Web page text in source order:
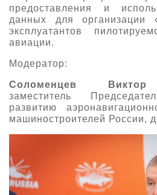
Положение об аккредитации
Публикации о выставке
Пресс-релизы
предоставления и
данных для организации
эксплуатантов
авиации.
Модератор:
Соломенцев Виктор
заместитель
развитию
машиностроителей России,